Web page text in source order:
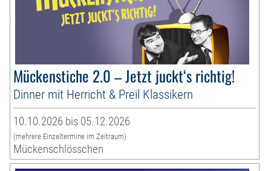
Mückenstiche 2.0 – Jetzt juckt‘s richtig!
Dinner mit Herricht & Preil Klassikern
10.10.2026 bis 05.12.2026
(mehrere Einzeltermine im Zeitraum)
Mückenschlösschen